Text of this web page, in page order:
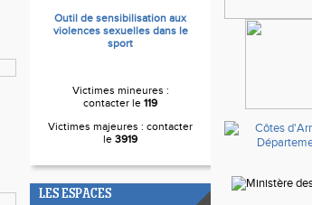
Outil de sensibilisation aux
violences sexuelles dans le
sport
Victimes mineures :
contacter le 119
Victimes majeures : contacter
le 3919
LES ESPACES